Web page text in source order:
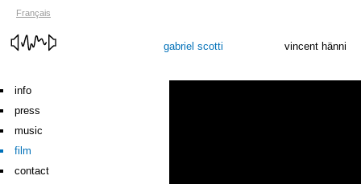
Français
vincent hänni
gabriel scotti
info
press
music
film
contact